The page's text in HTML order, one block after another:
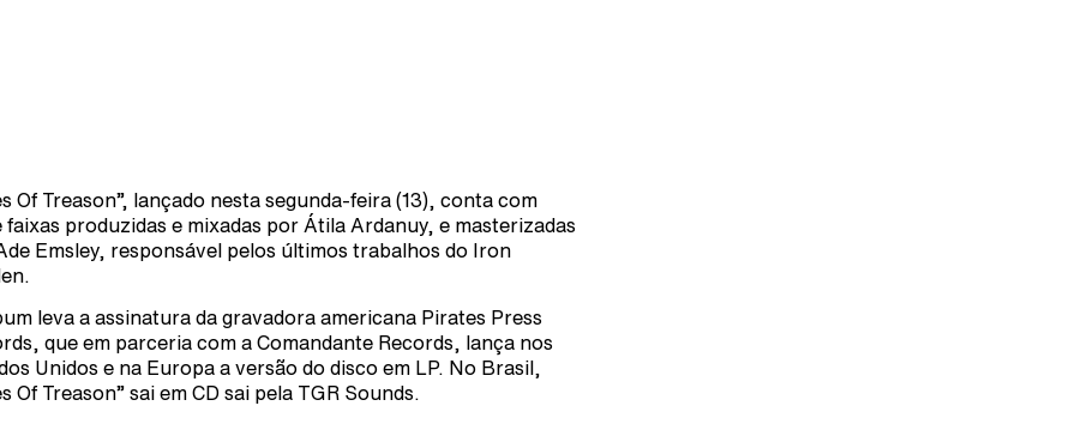
Of Treason”, lançado nesta segunda-feira (13), conta com
faixas produzidas e mixadas por Átila Ardanuy, e masterizadas
Emsley, responsável pelos últimos trabalhos do Iron
leva a assinatura da gravadora americana Pirates Press
que em parceria com a Comandante Records, lança nos
Unidos e na Europa a versão do disco em LP. No Brasil,
Of Treason” sai em CD sai pela TGR Sounds.